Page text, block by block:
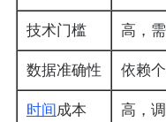
技术门槛 高，
数据准确性 依赖
时间成本 高，